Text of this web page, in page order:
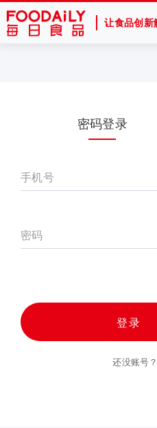
让食品创新
密码登录
手机号
密码
登录
还没账号？